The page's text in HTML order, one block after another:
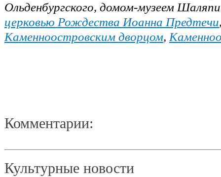
Ольденбургского, домом-музеем
церковью Рождества Иоанна Предтечи
Каменноостровским дворцом,
Комментарии:
Культурные новости